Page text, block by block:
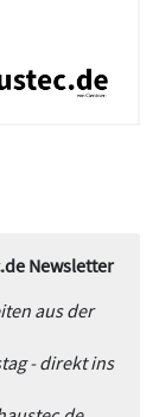
Newsletter
aus der
- direkt ins